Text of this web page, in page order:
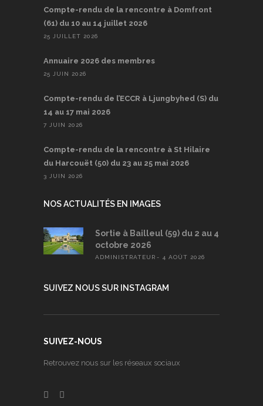
Compte-rendu de la rencontre à Domfront
(61) du 10 au 14 juillet 2026
25 JUILLET 2026
Annuaire 2026 des membres
25 JUIN 2026
Compte-rendu de l’ECCR à Ljungbyhed (S) du
14 au 17 mai 2026
7 JUIN 2026
Compte-rendu de la rencontre à St Hilaire
du Harcouët (50) du 23 au 25 mai 2026
3 JUIN 2026
NOS ACTUALITÉS EN IMAGES
Sortie à Bailleul (59) du 2 au 4
octobre 2026
ADMINISTRATEUR 4 AOÛT 2026
SUIVEZ NOUS SUR INSTAGRAM
SUIVEZ-NOUS
Retrouvez nous sur les réseaux sociaux